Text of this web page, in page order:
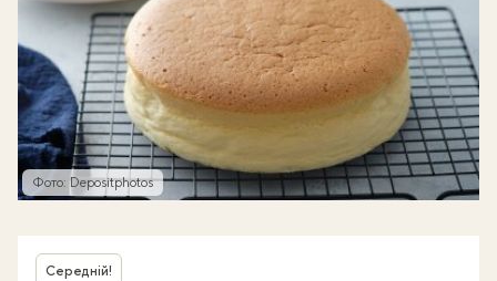
Фото: Depositphotos
Середній!